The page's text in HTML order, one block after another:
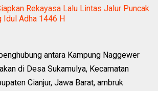
Rekayasa Lalu Lintas Jalur Puncak
Idul Adha 1446 H
antara Kampung Naggewer
di Desa Sukamulya, Kecamatan
Cianjur, Jawa Barat, ambruk